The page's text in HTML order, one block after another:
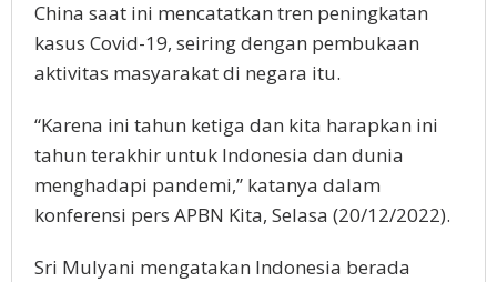
China saat ini mencatatkan tren peningkatan
kasus Covid-19, seiring dengan pembukaan
aktivitas masyarakat di negara itu.
“Karena ini tahun ketiga dan kita harapkan ini
tahun terakhir untuk Indonesia dan dunia
menghadapi pandemi,” katanya dalam
konferensi pers APBN Kita, Selasa (20/12/2022).
Sri Mulyani mengatakan Indonesia berada